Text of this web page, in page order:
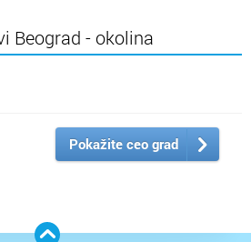
Beograd - okolina
Pokažite ceo grad